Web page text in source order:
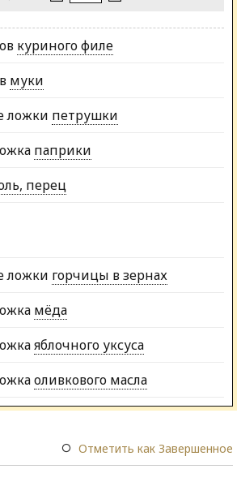
куриного филе
муки
ложки петрушки
паприки
перец
ложки горчицы в зернах
мёда
яблочного уксуса
оливкового масла
Отметить как Завершенное